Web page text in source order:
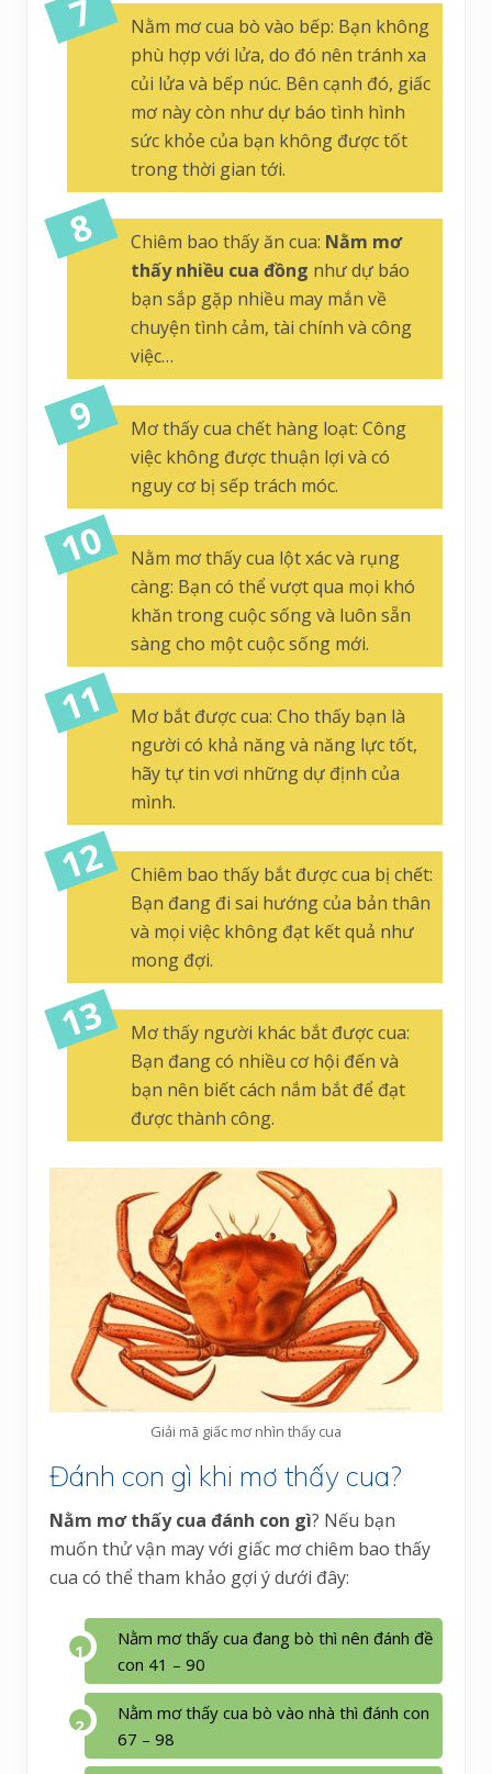
Nằm mơ cua bò vào bếp: Bạn không
phù hợp với lửa, do đó nên tránh xa
củi lửa và bếp núc. Bên cạnh đó, giấc
mơ này còn như dự báo tình hình
sức khỏe của bạn không được tốt
trong thời gian tới.
Chiêm bao thấy ăn cua: Nằm mơ
thấy nhiều cua đồng như dự báo
bạn sắp gặp nhiều may mắn về
chuyện tình cảm, tài chính và công
việc…
Mơ thấy cua chết hàng loạt: Công
việc không được thuận lợi và có
nguy cơ bị sếp trách móc.
Nằm mơ thấy cua lột xác và rụng
càng: Bạn có thể vượt qua mọi khó
khăn trong cuộc sống và luôn sẵn
sàng cho một cuộc sống mới.
Mơ bắt được cua: Cho thấy bạn là
người có khả năng và năng lực tốt,
hãy tự tin vơi những dự định của
mình.
Chiêm bao thấy bắt được cua bị chết:
Bạn đang đi sai hướng của bản thân
và mọi việc không đạt kết quả như
mong đợi.
Mơ thấy người khác bắt được cua:
Bạn đang có nhiều cơ hội đến và
bạn nên biết cách nắm bắt để đạt
được thành công.
Giải mã giấc mơ nhìn thấy cua
Đánh con gì khi mơ thấy cua?
Nằm mơ thấy cua đánh con gì? Nếu bạn
muốn thử vận may với giấc mơ chiêm bao thấy
cua có thể tham khảo gợi ý dưới đây:
Nằm mơ thấy cua đang bò thì nên đánh đề
con 41 – 90
Nằm mơ thấy cua bò vào nhà thì đánh con
67 – 98